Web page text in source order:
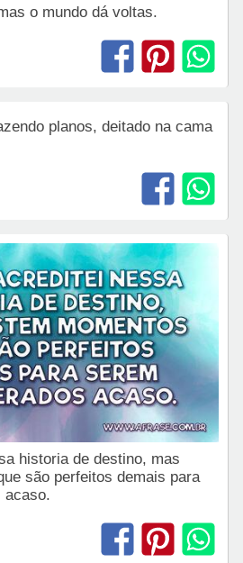
o mundo dá voltas.
planos, deitado na cama
historia de destino, mas
são perfeitos demais para
acaso.